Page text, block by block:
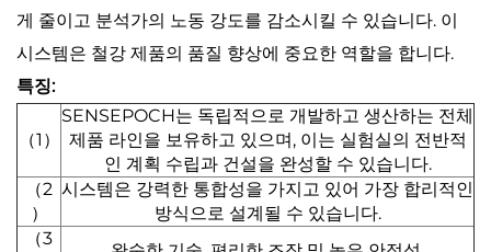
게 줄이고 분석가의 노동 강도를 감소시킬 수 있습니다. 이
시스템은 철강 제품의 품질 향상에 중요한 역할을 합니다.
특징:
（1）
SENSEPOCH는 독립적으로 개발하고 생산하는 전체
제품 라인을 보유하고 있으며, 이는 실험실의 전반적
인 계획 수립과 건설을 완성할 수 있습니다.
（2
）
시스템은 강력한 통합성을 가지고 있어 가장 합리적인
방식으로 설계될 수 있습니다.
（3